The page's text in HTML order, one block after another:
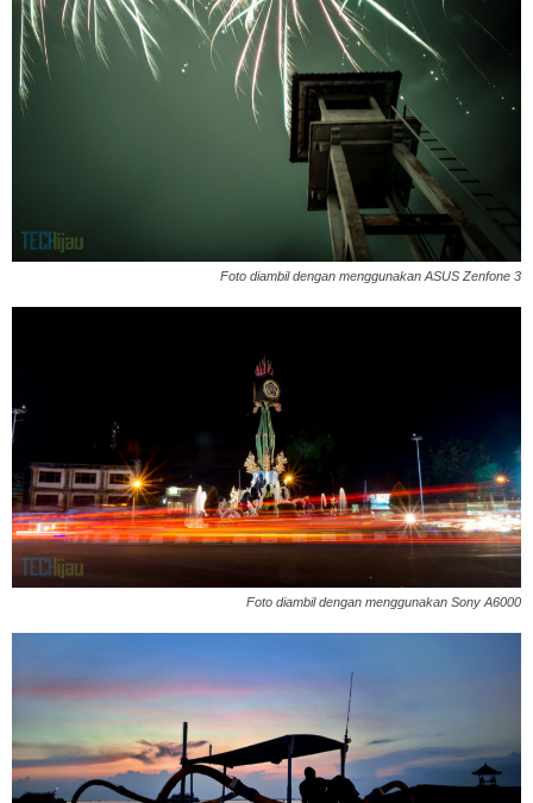
Foto diambil dengan menggunakan ASUS Zenfone 3
Foto diambil dengan menggunakan Sony A6000